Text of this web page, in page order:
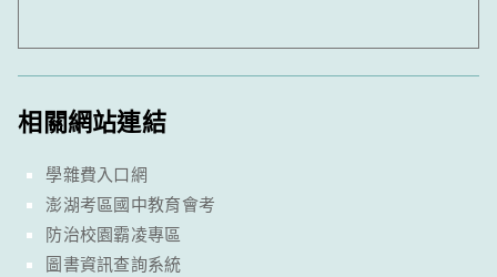
相關網站連結
學雜費入口網
澎湖考區國中教育會考
防治校園霸凌專區
圖書資訊查詢系統